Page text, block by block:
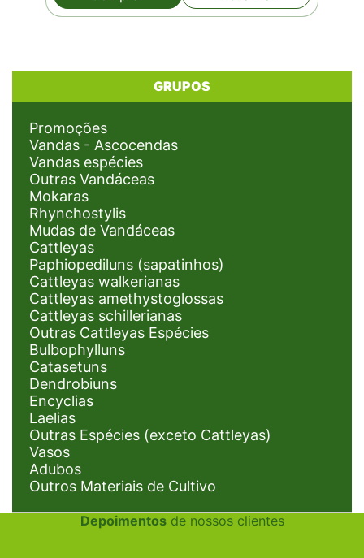
GRUPOS
Promoções
Vandas - Ascocendas
Vandas espécies
Outras Vandáceas
Mokaras
Rhynchostylis
Mudas de Vandáceas
Cattleyas
Paphiopediluns (sapatinhos)
Cattleyas walkerianas
Cattleyas amethystoglossas
Cattleyas schillerianas
Outras Cattleyas Espécies
Bulbophylluns
Catasetuns
Dendrobiuns
Encyclias
Laelias
Outras Espécies (exceto Cattleyas)
Vasos
Adubos
Outros Materiais de Cultivo
Depoimentosde nossos clientes